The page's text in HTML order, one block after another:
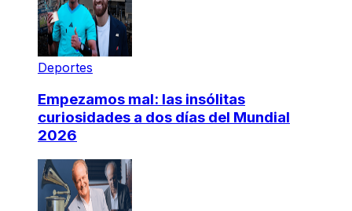
Deportes
Empezamos mal: las insólitas
curiosidades a dos días del Mundial
2026